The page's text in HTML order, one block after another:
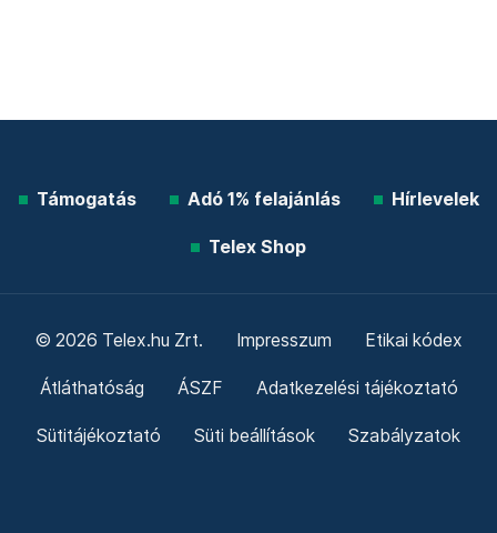
Támogatás Adó 1% felajánlás Hírlevelek
Telex Shop
© 2026 Telex.hu Zrt. Impresszum Etikai kódex
Átláthatóság ÁSZF Adatkezelési tájékoztató
Sütitájékoztató Süti beállítások Szabályzatok